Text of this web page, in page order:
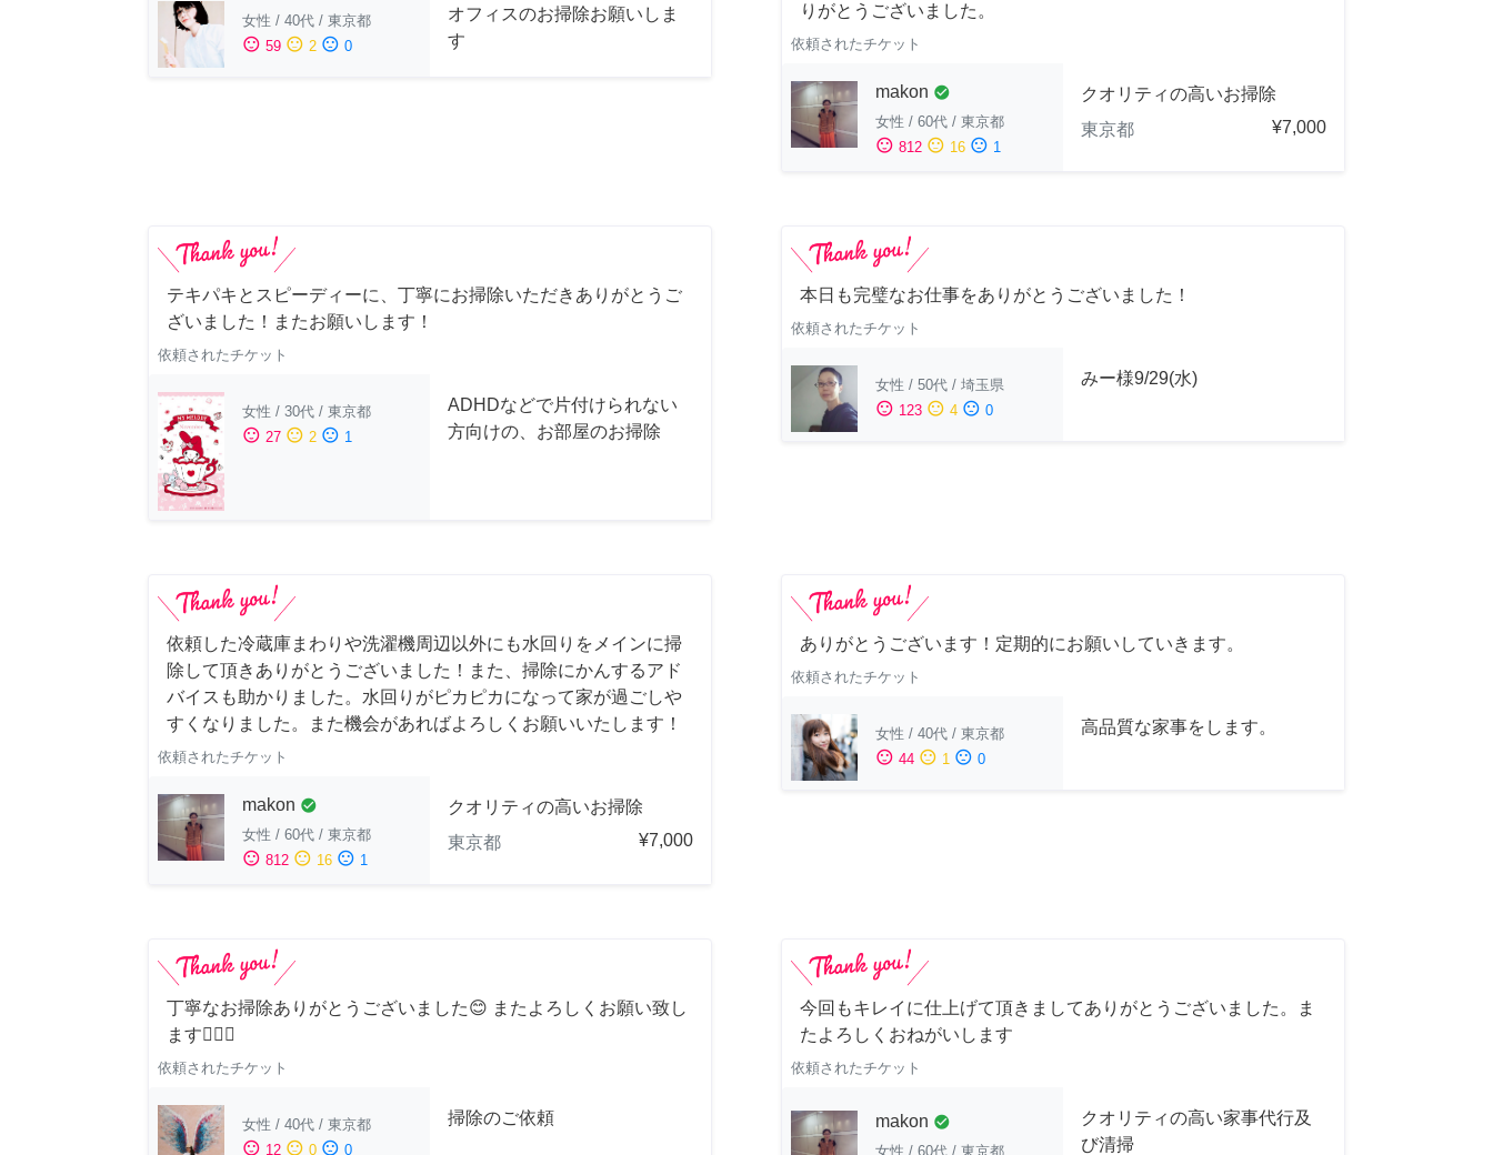
女性 / 40代 / 東京都
sentiment_satisfied 59 sentiment_neutral 2 sentiment_dissatisfied 0
オフィスのお掃除お願いしま
す
りがとうございました。
依頼されたチケット
makon check_circle
女性 / 60代 / 東京都
sentiment_satisfied 812 sentiment_neutral 16 sentiment_dissatisfied 1
クオリティの高いお掃除
東京都
¥7,000
テキパキとスピーディーに、丁寧にお掃除いただきありがとうご
ざいました！またお願いします！
依頼されたチケット
女性 / 30代 / 東京都
sentiment_satisfied 27 sentiment_neutral 2 sentiment_dissatisfied 1
ADHDなどで片付けられない
方向けの、お部屋のお掃除
本日も完璧なお仕事をありがとうございました！
依頼されたチケット
女性 / 50代 / 埼玉県
sentiment_satisfied 123 sentiment_neutral 4 sentiment_dissatisfied 0
みー様9/29(水)
依頼した冷蔵庫まわりや洗濯機周辺以外にも水回りをメインに掃
除して頂きありがとうございました！また、掃除にかんするアド
バイスも助かりました。水回りがピカピカになって家が過ごしや
すくなりました。また機会があればよろしくお願いいたします！
依頼されたチケット
makon check_circle
女性 / 60代 / 東京都
sentiment_satisfied 812 sentiment_neutral 16 sentiment_dissatisfied 1
クオリティの高いお掃除
東京都
¥7,000
ありがとうございます！定期的にお願いしていきます。
依頼されたチケット
女性 / 40代 / 東京都
sentiment_satisfied 44 sentiment_neutral 1 sentiment_dissatisfied 0
高品質な家事をします。
丁寧なお掃除ありがとうございました😊 またよろしくお願い致し
ます🙆‍♀️✨
依頼されたチケット
女性 / 40代 / 東京都
sentiment_satisfied 12 sentiment_neutral 0 sentiment_dissatisfied 0
掃除のご依頼
今回もキレイに仕上げて頂きましてありがとうございました。ま
たよろしくおねがいします
依頼されたチケット
makon check_circle
女性 / 60代 / 東京都
クオリティの高い家事代行及
び清掃